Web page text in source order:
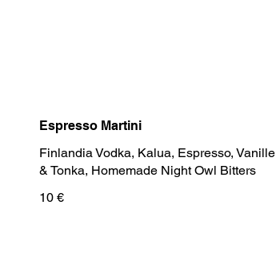
Espresso Martini
Finlandia Vodka, Kalua, Espresso, Vanille
& Tonka, Homemade Night Owl Bitters
10 €